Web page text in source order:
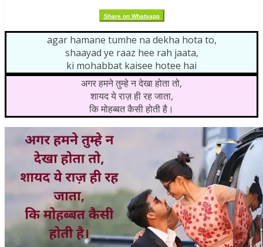
Share on Whatsapp
agar hamane tumhe na dekha hota to,
shaayad ye raaz hee rah jaata,
ki mohabbat kaisee hotee hai
अगर हमने तुम्हे न देखा होता तो,
शायद ये राज़ ही रह जाता,
कि मोहब्बत कैसी होती है।